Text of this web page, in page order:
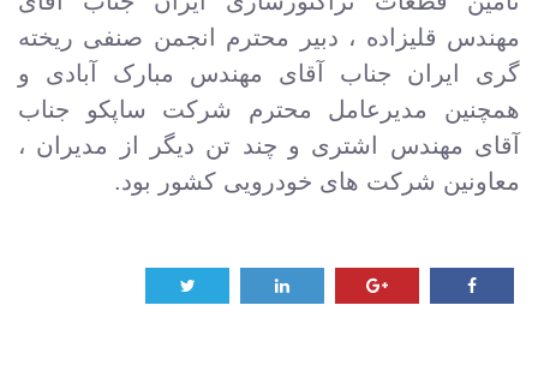
مهندس قلیزاده ، دبیر محترم انجمن صنفی ریخته
گری ایران جناب آقای مهندس مبارک آبادی و
همچنین مدیرعامل محترم شرکت ساپکو جناب
آقای مهندس اشتری و چند تن دیگر از مدیران ،
معاونین شرکت های خودرویی کشور بود.